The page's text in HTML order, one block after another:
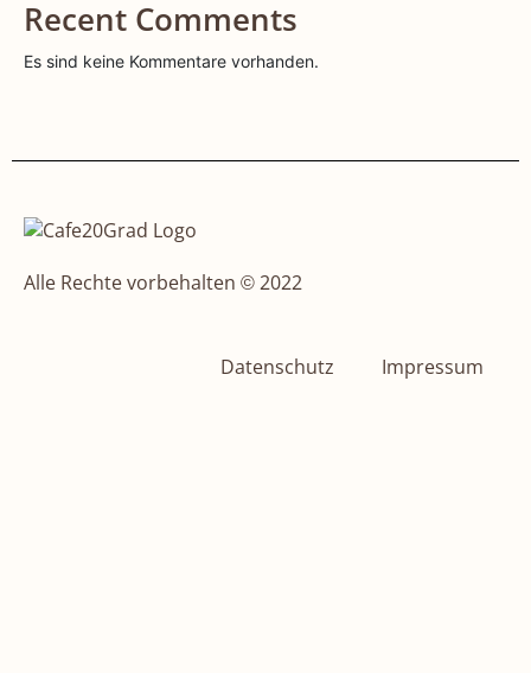
Recent Comments
Es sind keine Kommentare vorhanden.
Alle Rechte vorbehalten © 2022
Datenschutz Impressum